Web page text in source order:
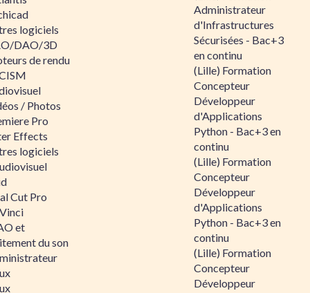
logiciels
DAO/3D
de rendu
/ Photos
Pro
Effects
logiciels
Cut Pro
et
du son
Administrateur
d'Infrastructures
Sécurisées - Bac+3
en continu
(Lille) Formation
Concepteur
Développeur
d'Applications
Python - Bac+3 en
continu
(Lille) Formation
Concepteur
Développeur
d'Applications
Python - Bac+3 en
continu
(Lille) Formation
Concepteur
Développeur